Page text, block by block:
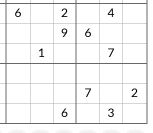
6
2
4
9
6
1 7
7
2
6 3